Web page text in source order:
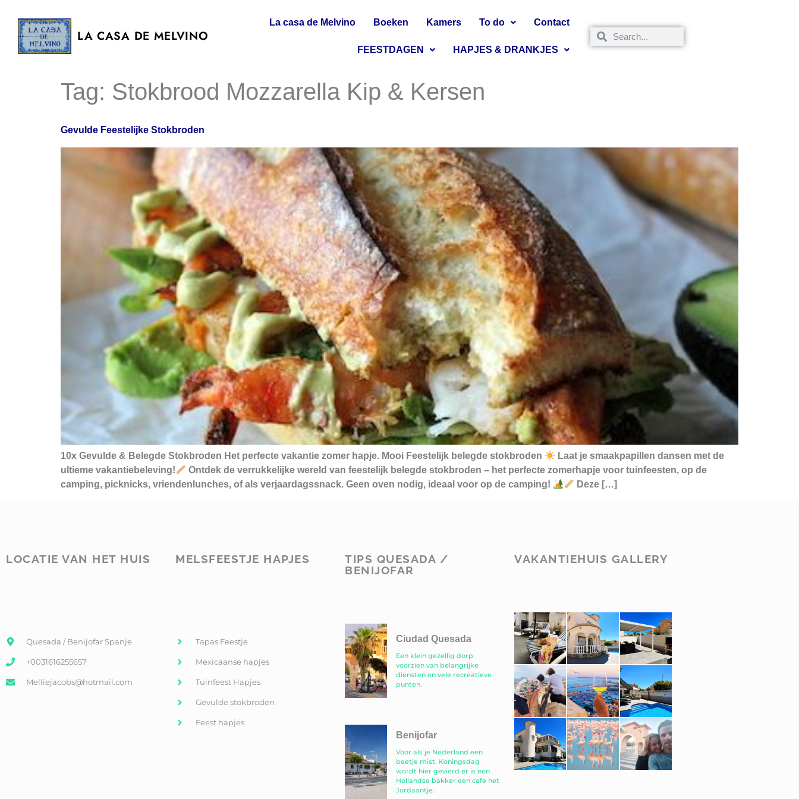
LA CASA DE MELVINO
La casa de Melvino Boeken Kamers To do Contact
FEESTDAGEN HAPJES & DRANKJES
Tag: Stokbrood Mozzarella Kip & Kersen
Gevulde Feestelijke Stokbroden
10x Gevulde & Belegde Stokbroden Het perfecte vakantie zomer hapje. Mooi Feestelijk belegde stokbroden
Laat je smaakpapillen dansen met de
ultieme vakantiebeleving!
Ontdek de verrukkelijke wereld van feestelijk belegde stokbroden – het perfecte zomerhapje voor tuinfeesten, op de
camping, picknicks, vriendenlunches, of als verjaardagssnack. Geen oven nodig, ideaal voor op de camping!
Deze […]
LOCATIE VAN HET HUIS
Quesada / Benijofar Spanje
+0031616255657
Melliejacobs@hotmail.com
MELSFEESTJE HAPJES
Tapas Feestje
Mexicaanse hapjes
Tuinfeest Hapjes
Gevulde stokbroden
Feest hapjes
TIPS QUESADA /
BENIJOFAR
Ciudad Quesada
Een klein gezellig dorp
voorzien van belangrijke
diensten en vele recreatieve
punten.
Benijofar
Voor als je Nederland een
beetje mist. Koningsdag
wordt hier gevierd er is een
Hollandse bakker een cafe het
Jordaantje.
VAKANTIEHUIS GALLERY